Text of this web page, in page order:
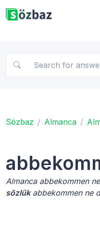
Sözbaz Almanca
Almanca abbekommen
sözlükabbekommen ne